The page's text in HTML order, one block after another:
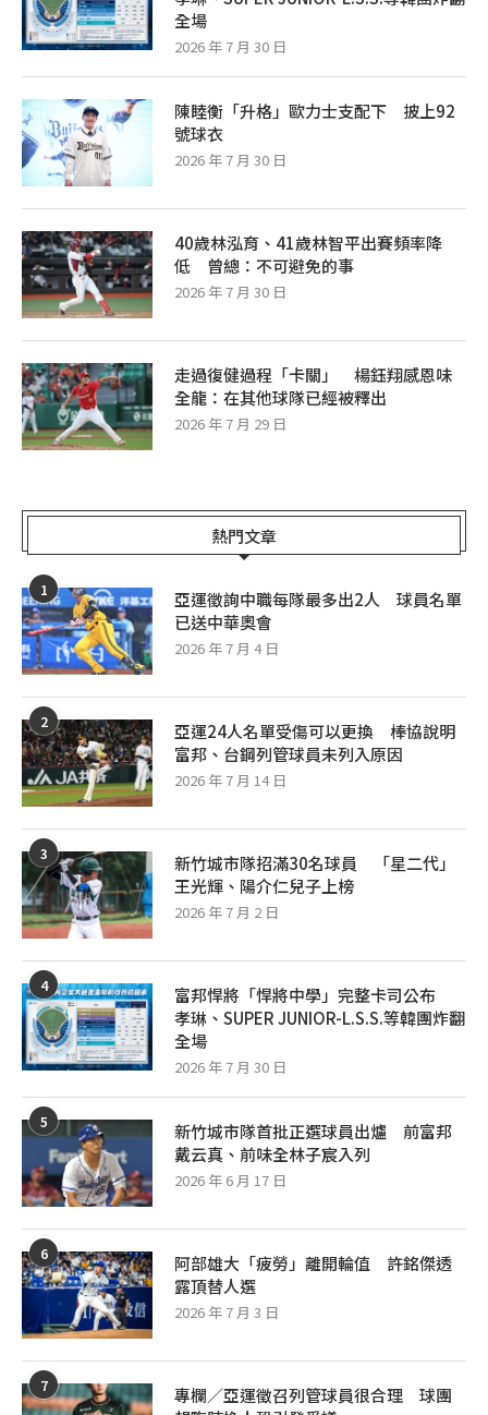
全場
2026 年 7 月 30 日
陳睦衡「升格」歐力士支配下 披上92
號球衣
2026 年 7 月 30 日
40歲林泓育、41歲林智平出賽頻率降
低 曾總：不可避免的事
2026 年 7 月 30 日
走過復健過程「卡關」 楊鈺翔感恩味
全龍：在其他球隊已經被釋出
2026 年 7 月 29 日
熱門文章
1
亞運徵詢中職每隊最多出2人 球員名單
已送中華奧會
2026 年 7 月 4 日
2
亞運24人名單受傷可以更換 棒協說明
富邦、台鋼列管球員未列入原因
2026 年 7 月 14 日
3
新竹城市隊招滿30名球員 「星二代」
王光輝、陽介仁兒子上榜
2026 年 7 月 2 日
4
富邦悍將「悍將中學」完整卡司公布
孝琳、SUPER JUNIOR-L.S.S.等韓團炸翻
全場
2026 年 7 月 30 日
5
新竹城市隊首批正選球員出爐 前富邦
戴云真、前味全林子宸入列
2026 年 6 月 17 日
6
阿部雄大「疲勞」離開輪值 許銘傑透
露頂替人選
2026 年 7 月 3 日
7
專欄／亞運徵召列管球員很合理 球團